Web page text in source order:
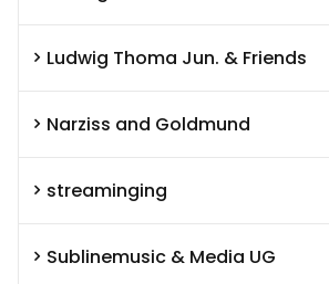
Ludwig Thoma Jun. & Friends
Narziss and Goldmund
streaminging
Sublinemusic & Media UG